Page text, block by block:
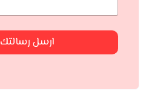
ارسل رسالتك